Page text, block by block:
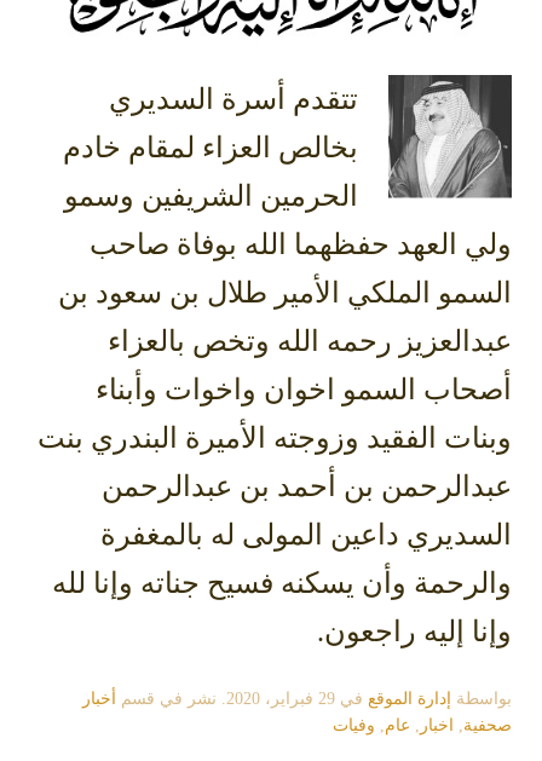
تتقدم أسرة السديري
بخالص العزاء لمقام خادم
الحرمين الشريفين وسمو
ولي العهد حفظهما الله بوفاة صاحب
السمو الملكي الأمير طلال بن سعود بن
عبدالعزيز رحمه الله وتخص بالعزاء
أصحاب السمو اخوان واخوات وأبناء
وبنات الفقيد وزوجته الأميرة البندري بنت
عبدالرحمن بن أحمد بن عبدالرحمن
السديري داعين المولى له بالمغفرة
والرحمة وأن يسكنه فسيح جناته وإنا لله
وإنا إليه راجعون.
بواسطة إدارة الموقع في 29 فبراير، 2020 . نشر في قسم
أخبار
صحفية, اخبار , عام, وفيات